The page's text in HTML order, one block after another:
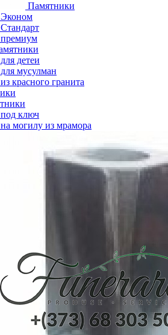
Памятники
детеи
мусулман
красного гранита
ключ
могилу из мрамора